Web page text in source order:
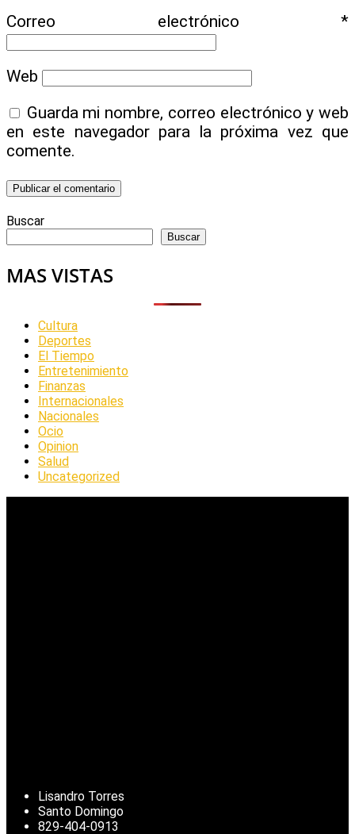
Correo electrónico *
Web
Guarda mi nombre, correo electrónico y web
en este navegador para la próxima vez que
comente.
Buscar
Buscar
MAS VISTAS
Cultura
Deportes
El Tiempo
Entretenimiento
Finanzas
Internacionales
Nacionales
Ocio
Opinion
Salud
Uncategorized
Lisandro Torres
Santo Domingo
829-404-0913